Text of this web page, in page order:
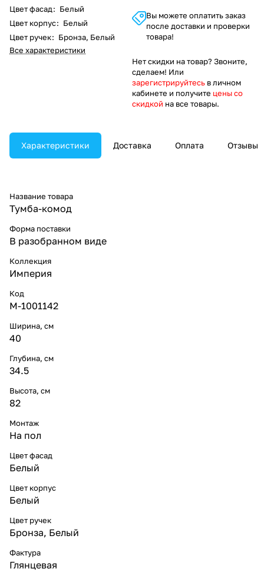
Цвет фасад: Белый
Цвет корпус: Белый
Цвет ручек: Бронза, Белый
Все характеристики
Вы можете оплатить заказ
после доставки и проверки
товара!
Нет скидки на товар? Звоните,
сделаем! Или
зарегистрируйтесь в личном
кабинете и получите цены со
скидкой на все товары.
Характеристики Доставка Оплата Отзывы
Название товара
Тумба-комод
Форма поставки
В разобранном виде
Коллекция
Империя
Код
M-1001142
Ширина, см
40
Глубина, см
34.5
Высота, см
82
Монтаж
На пол
Цвет фасад
Белый
Цвет корпус
Белый
Цвет ручек
Бронза, Белый
Фактура
Глянцевая